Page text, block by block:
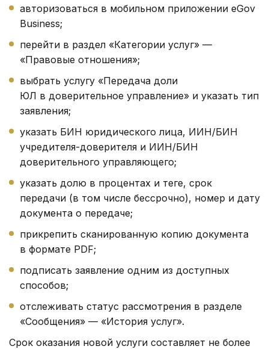
авторизоваться в мобильном приложении eGov
Business;
перейти в раздел «Категории услуг» —
«Правовые отношения»;
выбрать услугу «Передача доли
ЮЛ в доверительное управление» и указать тип
заявления;
указать БИН юридического лица, ИИН/БИН
учредителя-доверителя и ИИН/БИН
доверительного управляющего;
указать долю в процентах и теңге, срок
передачи (в том числе бессрочно), номер и дату
документа о передаче;
прикрепить сканированную копию документа
в формате PDF;
подписать заявление одним из доступных
способов;
отслеживать статус рассмотрения в разделе
«Сообщения» — «История услуг».
Срок оказания новой услуги составляет не более